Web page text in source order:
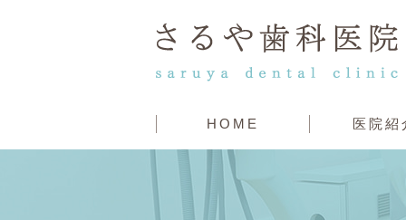
HOME 医院紹